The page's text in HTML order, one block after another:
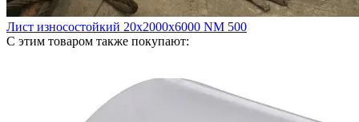
Лист износостойкий 20х2000х6000 NM 500
С этим товаром также покупают: